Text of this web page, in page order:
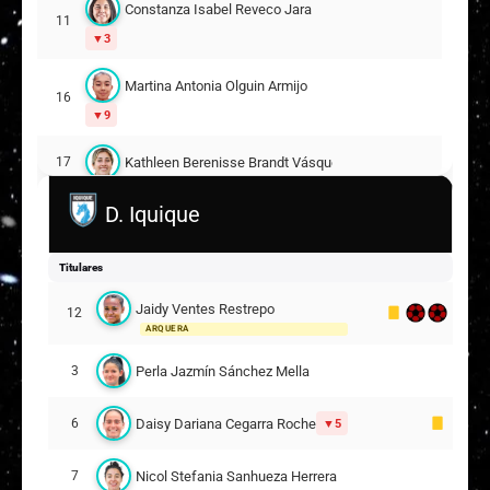
11
Constanza Isabel Reveco Jara
3
16
Martina Antonia Olguin Armijo
9
17 Kathleen Berenisse Brandt Vásquez
19 Pía Francisca Fehrmann Fernández
20 A
Suplentes
11
Amelie Gabriela Claudia Letelier Yantén
D. Iquique
Titulares
12 Jaidy Ventes Restrepo
ARQUERA
3 Perla Jazmín Sánchez Mella
6 Daisy Dariana Cegarra Roche 5
7 Nicol Stefania Sanhueza Herrera